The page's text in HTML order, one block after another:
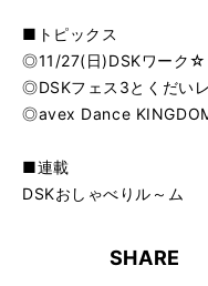
■トピックス
◎11/27(日)DSKワーク☆
◎DSKフェス3とくだい
◎avex Dance
■連載
DSKおしゃべりル～ム
SHARE